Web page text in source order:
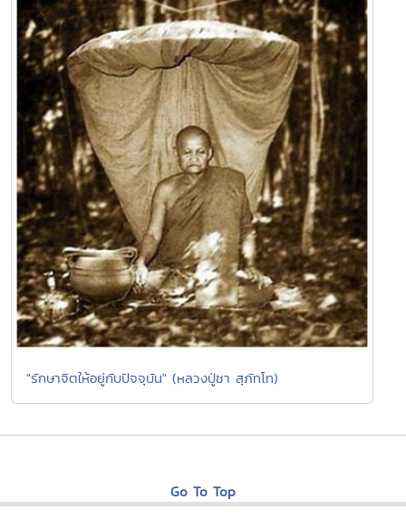
"รักษาจิตให้อยู่กับปัจจุบัน" (หลวงปู่ชา สุภัทโท)
Go To Top